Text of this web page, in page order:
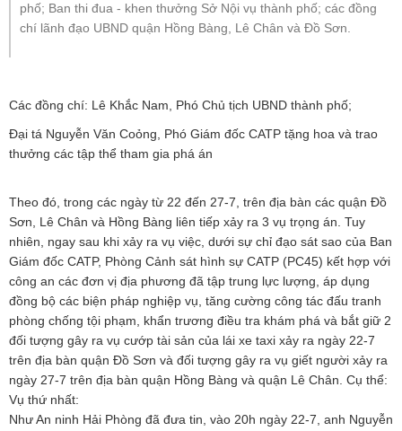
phố; Ban thi đua - khen thưởng Sở Nội vụ thành phố; các đồng
chí lãnh đạo UBND quận Hồng Bàng, Lê Chân và Đồ Sơn.
Các đồng chí: Lê Khắc Nam, Phó Chủ tịch UBND thành phố;
Đại tá Nguyễn Văn Coỏng, Phó Giám đốc CATP tặng hoa và trao
thưởng các tập thể tham gia phá án
Theo đó, trong các ngày từ 22 đến 27-7, trên địa bàn các quận Đồ
Sơn, Lê Chân và Hồng Bàng liên tiếp xảy ra 3 vụ trọng án. Tuy
nhiên, ngay sau khi xảy ra vụ việc, dưới sự chỉ đạo sát sao của Ban
Giám đốc CATP, Phòng Cảnh sát hình sự CATP (PC45) kết hợp với
công an các đơn vị địa phương đã tập trung lực lượng, áp dụng
đồng bộ các biện pháp nghiệp vụ, tăng cường công tác đấu tranh
phòng chống tội phạm, khẩn trương điều tra khám phá và bắt giữ 2
đối tượng gây ra vụ cướp tài sản của lái xe taxi xảy ra ngày 22-7
trên địa bàn quận Đồ Sơn và đối tượng gây ra vụ giết người xảy ra
ngày 27-7 trên địa bàn quận Hồng Bàng và quận Lê Chân. Cụ thể:
Vụ thứ nhất:
Như An ninh Hải Phòng đã đưa tin, vào 20h ngày 22-7, anh Nguyễn